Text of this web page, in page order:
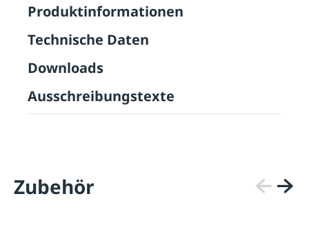
Produktinformationen
Technische Daten
Downloads
Ausschreibungstexte
Zubehör